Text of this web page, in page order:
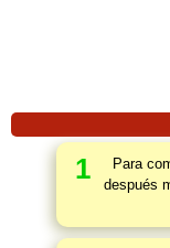
1
Para
después